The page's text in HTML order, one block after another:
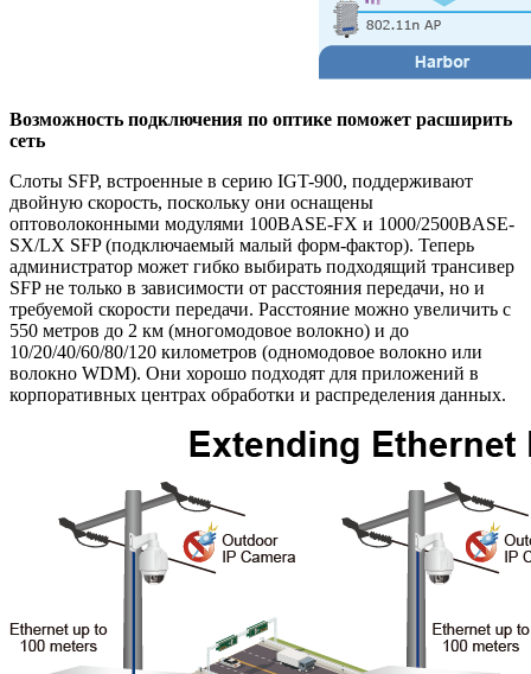
Возможность подключения по оптике поможет расширить
сеть
Слоты SFP, встроенные в серию IGT-900, поддерживают
двойную скорость, поскольку они оснащены
оптоволоконными модулями 100BASE-FX и 1000/2500BASE-
SX/LX SFP (подключаемый малый форм-фактор). Теперь
администратор может гибко выбирать подходящий трансивер
SFP не только в зависимости от расстояния передачи, но и
требуемой скорости передачи. Расстояние можно увеличить с
550 метров до 2 км (многомодовое волокно) и до
10/20/40/60/80/120 километров (одномодовое волокно или
волокно WDM). Они хорошо подходят для приложений в
корпоративных центрах обработки и распределения данных.